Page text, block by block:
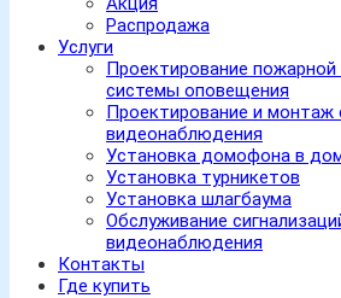
Распродажа
Услуги
Проектирование пожарной
системы оповещения
Проектирование и монтаж
видеонаблюдения
Установка домофона в
Установка турникетов
Установка шлагбаума
Обслуживание
видеонаблюдения
Контакты
Где купить